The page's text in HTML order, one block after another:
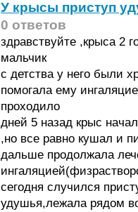
У крысы приступ
0 ответов
здравствуйте ,крыса 2
мальчик
с детства у него были
помогала ему
проходило
дней 5 назад крыс
,но все равно кушал и
дальше продолжала
сегодня случился
удушья,лежала рядом